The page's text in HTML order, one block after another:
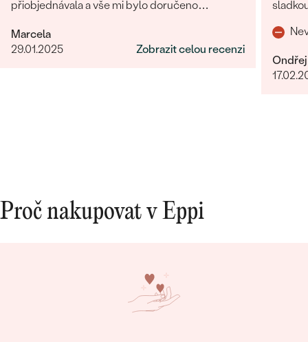
přiobjednávala a vše mi bylo doručeno
doporučit.
Marcela
29.01.2025
Zobrazit celou recenzi
Ondřej
Proč nakupovat v Eppi